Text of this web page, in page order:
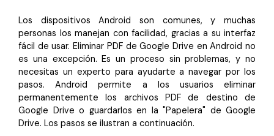
Los dispositivos Android son comunes, y muchas
personas los manejan con facilidad, gracias a su interfaz
fácil de usar. Eliminar PDF de Google Drive en Android no
es una excepción. Es un proceso sin problemas, y no
necesitas un experto para ayudarte a navegar por los
pasos. Android permite a los usuarios eliminar
permanentemente los archivos PDF de destino de
Google Drive o guardarlos en la "Papelera" de Google
Drive. Los pasos se ilustran a continuación.